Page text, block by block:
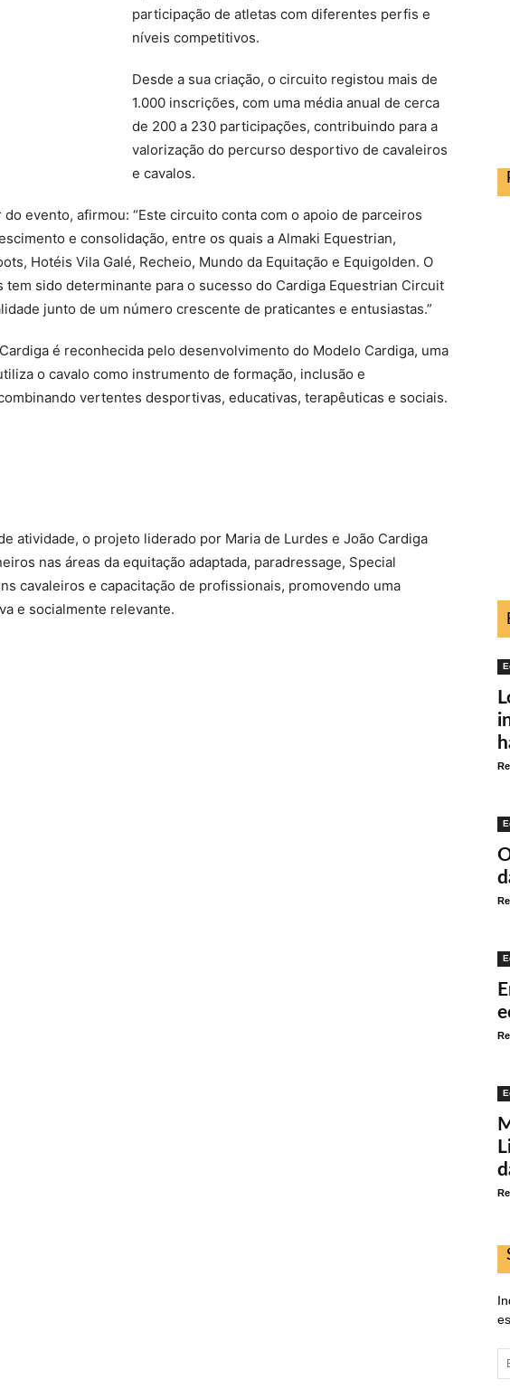
participação de atletas com diferentes perfis e
níveis competitivos.
Desde a sua criação, o circuito registou mais de
1.000 inscrições, com uma média anual de cerca
de 200 a 230 participações, contribuindo para a
valorização do percurso desportivo de cavaleiros
e cavalos.
evento, afirmou: “Este circuito conta com o apoio de parceiros
e consolidação, entre os quais a Almaki Equestrian,
Hotéis Vila Galé, Recheio, Mundo da Equitação e Equigolden. O
sido determinante para o sucesso do Cardiga Equestrian Circuit
junto de um número crescente de praticantes e entusiastas.”
é reconhecida pelo desenvolvimento do Modelo Cardiga, uma
o cavalo como instrumento de formação, inclusão e
vertentes desportivas, educativas, terapêuticas e sociais.
atividade, o projeto liderado por Maria de Lurdes e João Cardiga
nas áreas da equitação adaptada, paradressage, Special
cavaleiros e capacitação de profissionais, promovendo uma
e socialmente relevante.
de